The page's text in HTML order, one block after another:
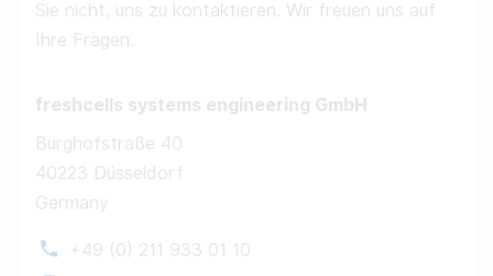
Sie nicht, uns zu kontaktieren. Wir freuen uns auf
Ihre Fragen.
freshcells systems engineering GmbH
Burghofstraße 40
40223 Düsseldorf
Germany
+49 (0) 211 933 01 10